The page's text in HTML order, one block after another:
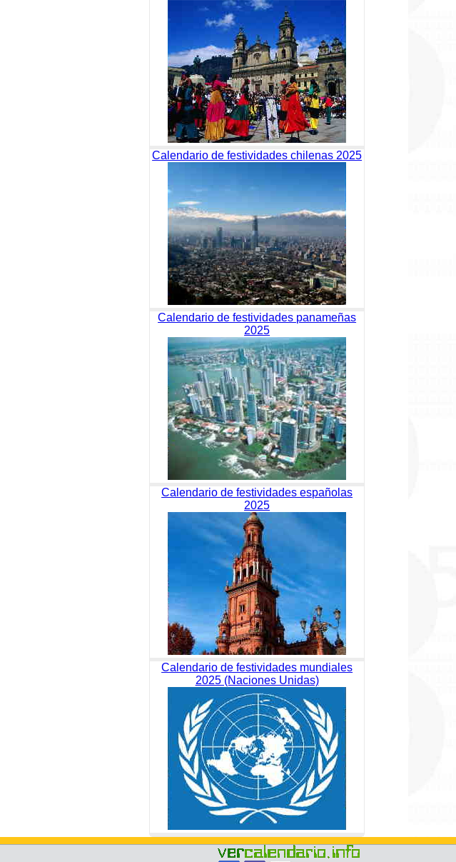
Calendario de festividades chilenas 2025
Calendario de festividades panameñas
2025
Calendario de festividades españolas
2025
Calendario de festividades mundiales
2025 (Naciones Unidas)